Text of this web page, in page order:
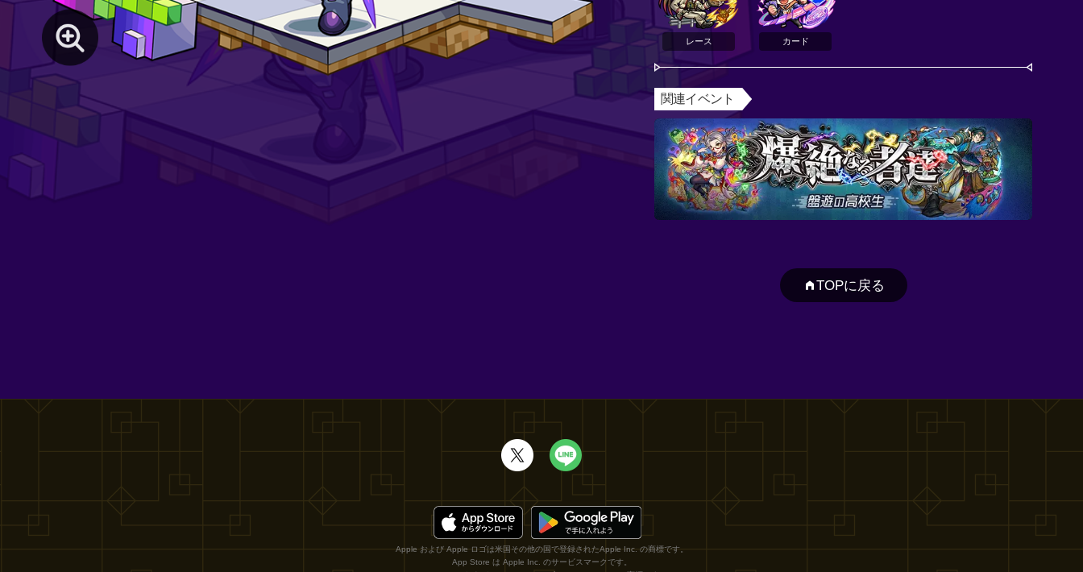
レース カード
関連イベント
TOPに戻る
Apple および Apple ロゴは米国その他の国で登録されたApple Inc. の商標です。
App Store は Apple Inc. のサービスマークです。